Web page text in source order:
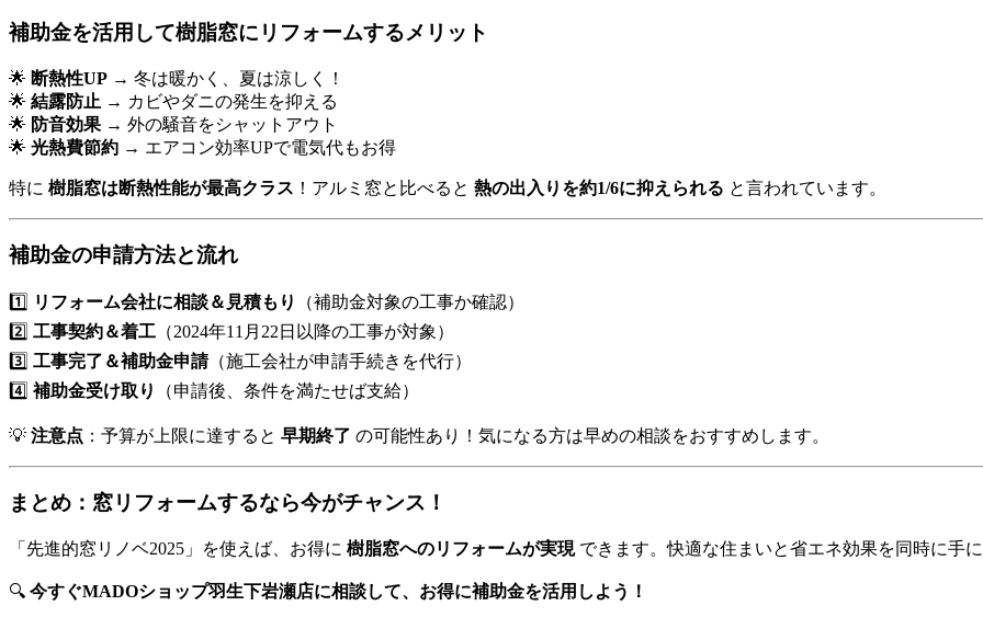
補助金を活用して樹脂窓にリフォームするメリット
🌟 断熱性UP → 冬は暖かく、夏は涼しく！
🌟 結露防止 → カビやダニの発生を抑える
🌟 防音効果 → 外の騒音をシャットアウト
🌟 光熱費節約 → エアコン効率UPで電気代もお得
特に 樹脂窓は断熱性能が最高クラス ！アルミ窓と比べると 熱の出入りを約1/6に抑えられる と言われています。
補助金の申請方法と流れ
1️⃣ リフォーム会社に相談＆見積もり
（補助金対象の工事か確認）
2️⃣ 工事契約＆着工 （2024年11月22日以降の工事が対象）
3️⃣ 工事完了＆補助金申請（施工会社が申請手続きを代行）
4️⃣ 補助金受け取り （申請後、条件を満たせば支給）
💡 注意点 ：予算が上限に達すると 早期終了 の可能性あり！気になる方は早めの相談をおすすめします。
まとめ：窓リフォームするなら今がチャンス！
「先進的窓リノベ2025」を使えば、お得に 樹脂窓へのリフォームが実現できます。快適な住まいと省エネ効果を同時に手に
🔍 今すぐMADOショップ羽生下岩瀬店に相談して、お得に補助金を活用しよう！